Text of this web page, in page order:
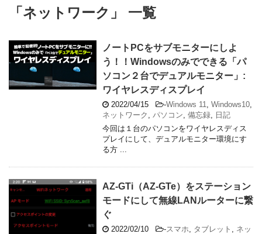
「ネットワーク」 一覧
ノートPCをサブモニターにしよ
う！！Windowsのみでできる「パ
ソコン２台でデュアルモニター」:
ワイヤレスディスプレイ
2022/04/15 -Windows 11 Windows10
ネットワーク
パソコン 備忘録
日記
今回は１台のパソコンをワイヤレスディス
プレイにして、デュアルモニター環境にす
る方 ...
AZ-GTi（AZ-GTe）をステーション
モードにして無線LANルーターに繋
ぐ
2022/02/10 -スマホ タブレット
ネッ